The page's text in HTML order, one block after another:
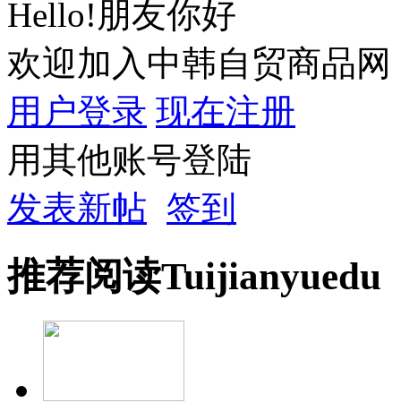
Hello!朋友你好
欢迎加入中韩自贸商品网
用户登录 现在注册
用其他账号登陆
发表新帖 签到
推荐阅读Tuijianyuedu